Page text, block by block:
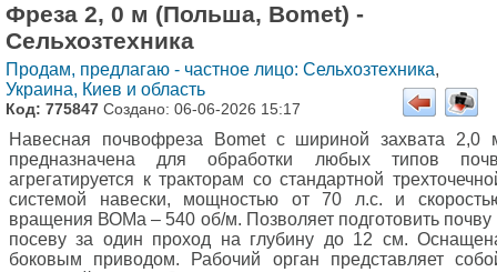
Фреза 2, 0 м (Польша, Bomet) -
Сельхозтехника
Продам, предлагаю - частное лицо: Сельхозтехника,
Украина, Киев и область
Код: 775847 Создано: 06-06-2026 15:17
Навесная почвофреза Bomet с шириной захвата 2,0
предназначена для обработки любых типов
агрегатируется к тракторам со стандартной
системой навески, мощностью от 70 л.с. и
вращения ВОМа – 540 об/м. Позволяет подготовить почву
посеву за один проход на глубину до 12 см.
боковым приводом. Рабочий орган представляет